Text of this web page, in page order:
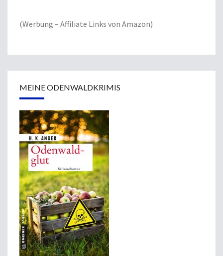
(Werbung – Affiliate Links von Amazon)
MEINE ODENWALDKRIMIS